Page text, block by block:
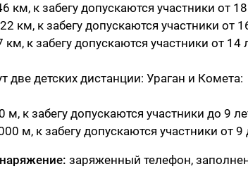
км, к забегу допускаются участники от
км, к забегу допускаются участники от
км, к забегу допускаются участники от 14
две детских дистанции: Ураган и Комета:
м, к забегу допускаются участники до 9
м, к забегу допускаются участники от 9
заряженный телефон,